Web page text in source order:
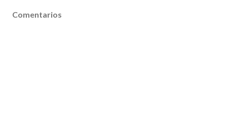
Comentarios